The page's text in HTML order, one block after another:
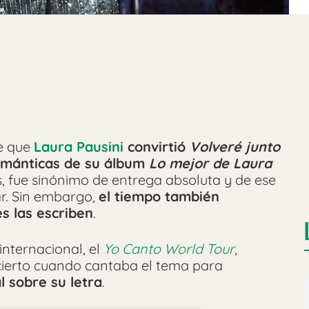
que Laura Pausini convirtió Volveré junto
de su álbum Lo mejor de Laura
fue sinónimo de entrega absoluta y de ese
Sin embargo, el tiempo también
las escriben.
el Yo Canto World Tour,
cuando cantaba el tema para
sobre su letra.